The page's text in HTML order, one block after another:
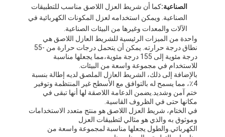
شريط لاصق من القماش
شريط لاصق مزدوج الجوانب
الشريط اللاصق PET
صب الاستثمار الدقيق
لوح العزل الكهربائي
الصناعية:كما أن شريط العزل اللاصق مناسب للتطبيقات
الصناعية. ويمكن استخدامه لعزل المكونات الكهربائية في
الآلات والمعدات وغيرها من البيئات الصناعية.
واحدة من الميزات الرئيسية للشريط العازل اللاصق هي
نطاق درجة حرارته. يمكن أن يتحمل درجات حرارة من -55
درجة مئوية إلى 155 درجة مئوية،مما يجعلها مناسبة
للاستخدام في مجموعة واسعة من البيئات.
بالإضافة إلى ذلك، الشريط العازل الملصق لديه إطالة بنسبة
4٪، مما يسمح له بالتوافق مع الأسطح غير المنتظمة وتوفير
ختم آمن وشديد.يضمن الدعامة اللاصقة لها أنها تبقى في
مكانها حتى في الظروف القاسية.
في الختام، شريط العزل اللاصق هو منتج متعدد الاستخدامات
وموثوق به والذي هو مثالي لتطبيقات العزل
الكهربائي.والطول يجعلها مناسبة لمجموعة واسعة من